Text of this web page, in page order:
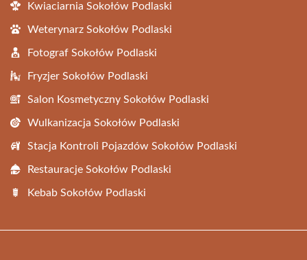
Kwiaciarnia Sokołów Podlaski
Weterynarz Sokołów Podlaski
Fotograf Sokołów Podlaski
Fryzjer Sokołów Podlaski
Salon Kosmetyczny Sokołów Podlaski
Wulkanizacja Sokołów Podlaski
Stacja Kontroli Pojazdów Sokołów Podlaski
Restauracje Sokołów Podlaski
Kebab Sokołów Podlaski